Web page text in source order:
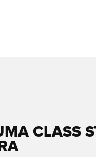
CLASS